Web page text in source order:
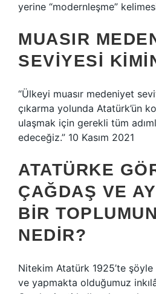
yerine “modernleşme” kelimesi
MUASIR
SEVIYESI
“Ülkeyi muasır medeniyet
çıkarma yolunda Atatürk’ün
ulaşmak için gerekli tüm
edeceğiz.” 10 Kasım 2021
ATATÜRKE
ÇAĞDAŞ VE
BIR
NEDIR?
Nitekim Atatürk 1925’te şöyle
ve yapmakta olduğumuz